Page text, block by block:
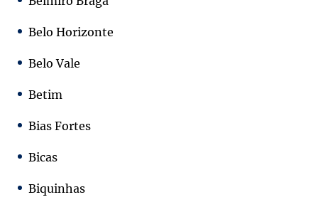
Belo Horizonte
Belo Vale
Betim
Bias Fortes
Bicas
Biquinhas